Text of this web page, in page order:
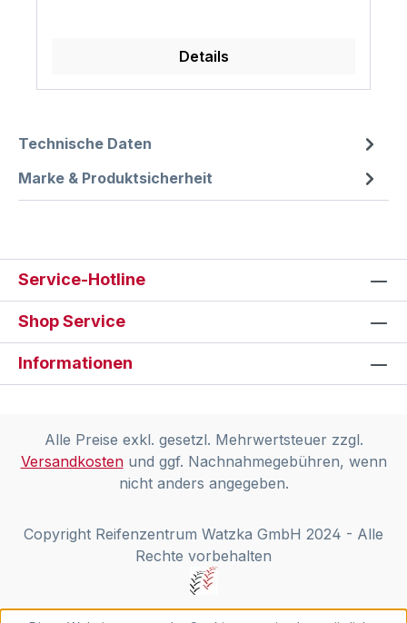
Details
Technische Daten
Marke & Produktsicherheit
Service-Hotline
Shop Service
Informationen
Alle Preise exkl. gesetzl. Mehrwertsteuer zzgl.
Versandkostenund ggf. Nachnahmegebühren, wenn
nicht anders angegeben.
Copyright Reifenzentrum Watzka GmbH 2024 - Alle
Rechte vorbehalten